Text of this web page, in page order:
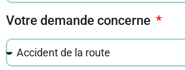
Votre demande concerne